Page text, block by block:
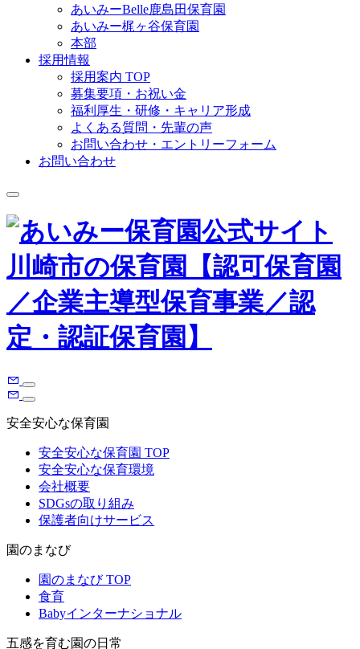
あいみーBelle鹿島田保育園
あいみー梶ヶ谷保育園
本部
採用情報
採用案内 TOP
募集要項・お祝い金
福利厚生・研修・キャリア形成
よくある質問・先輩の声
お問い合わせ・エントリーフォーム
お問い合わせ
安全安心な保育園
安全安心な保育園 TOP
安全安心な保育環境
会社概要
SDGsの取り組み
保護者向けサービス
園のまなび
園のまなび TOP
食育
Babyインターナショナル
五感を育む園の日常